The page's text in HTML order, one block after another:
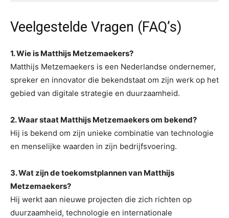
Veelgestelde Vragen (FAQ’s)
1. Wie is Matthijs Metzemaekers?
Matthijs Metzemaekers is een Nederlandse ondernemer,
spreker en innovator die bekendstaat om zijn werk op het
gebied van digitale strategie en duurzaamheid.
2. Waar staat Matthijs Metzemaekers om bekend?
Hij is bekend om zijn unieke combinatie van technologie
en menselijke waarden in zijn bedrijfsvoering.
3. Wat zijn de toekomstplannen van Matthijs
Metzemaekers?
Hij werkt aan nieuwe projecten die zich richten op
duurzaamheid, technologie en internationale